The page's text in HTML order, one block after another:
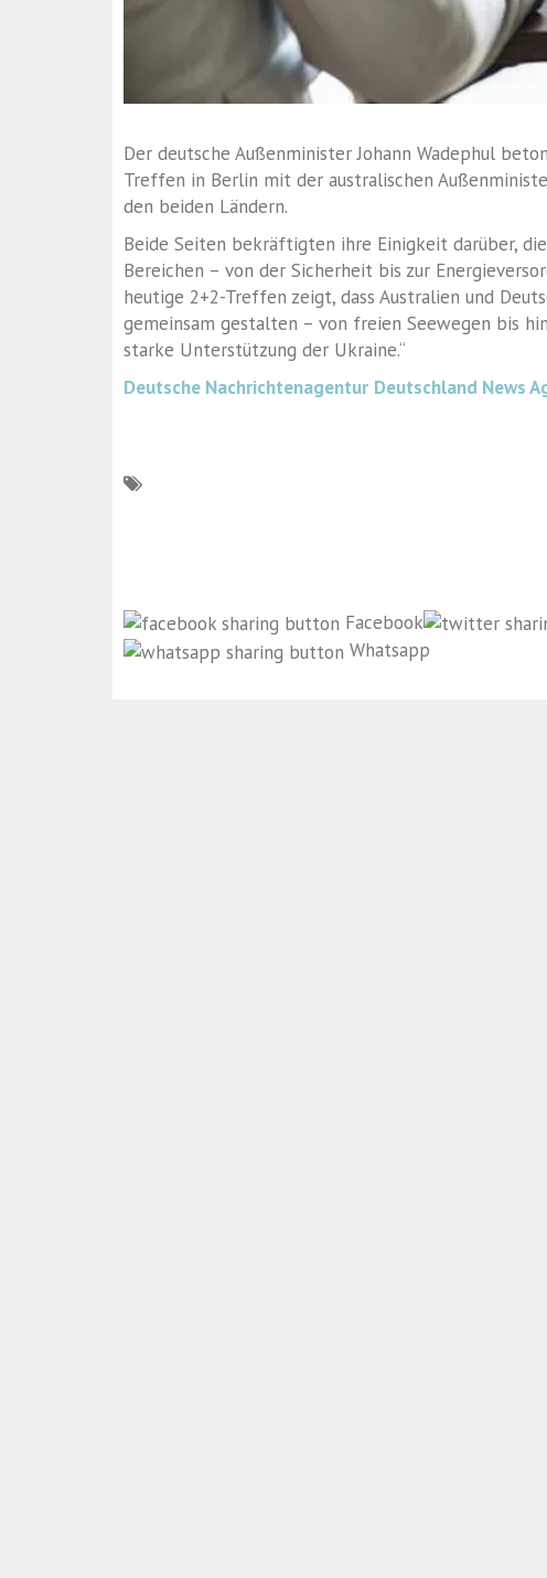
Der deutsche Außenminister Johann Wadephul
Treffen in Berlin mit der australischen
den beiden Ländern.
Beide Seiten bekräftigten ihre Einigkeit darüber,
Bereichen – von der Sicherheit bis zur
heutige 2+2-Treffen zeigt, dass Australien und
gemeinsam gestalten – von freien Seewegen bis
starke Unterstützung der Ukraine.“
Deutsche Nachrichtenagentur Deutschland News
Facebook
Whatsapp